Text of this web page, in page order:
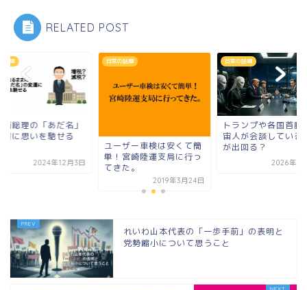
RELATED POST
話題
総理の「あだ名」
遷に思いを馳せる
2024年12月3日
日常の話題
ユーザー車検は安くて簡
単！宮崎陸運支局に行っ
てきた。
2019年3月24日
日常の話題
トランプや各国首脳
宙人が会談している
が出回る？
2026年6
れいわ山本代表の「一歩手前」の表明と
党勢縮小について思うこと